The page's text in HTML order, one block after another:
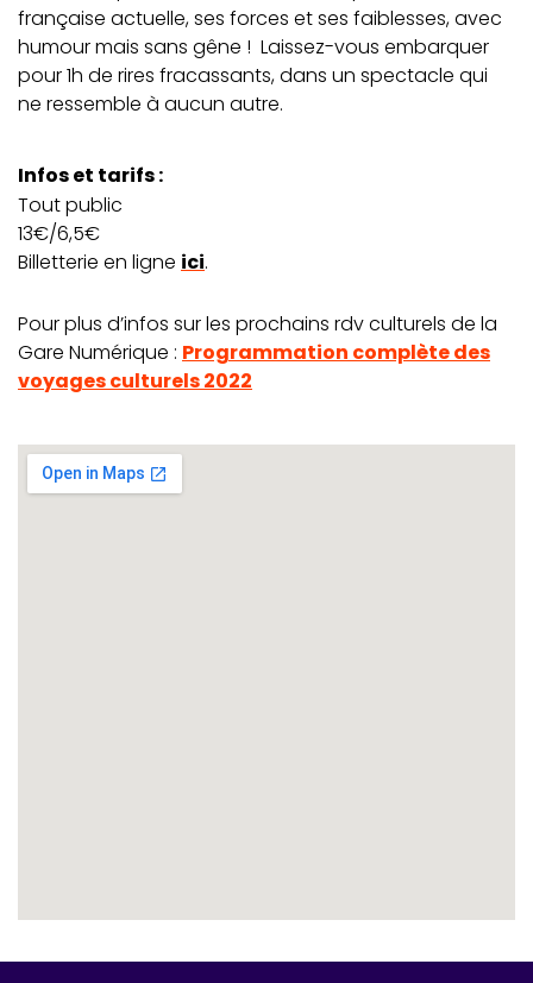
française actuelle, ses forces et ses faiblesses, avec
humour mais sans gêne ! Laissez-vous embarquer
pour 1h de rires fracassants, dans un spectacle qui
ne ressemble à aucun autre.
Infos et tarifs :
Tout public
13€/6,5€
Billetterie en ligne ici.
Pour plus d’infos sur les prochains rdv culturels de la
Gare Numérique : Programmation complète des
voyages culturels 2022